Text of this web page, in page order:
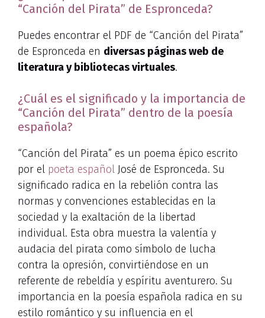
“Canción del Pirata” de Espronceda?
Puedes encontrar el PDF de “Canción del Pirata”
de Espronceda en diversas páginas web de
literatura y bibliotecas virtuales.
¿Cuál es el significado y la importancia de
“Canción del Pirata” dentro de la poesía
española?
“Canción del Pirata” es un poema épico escrito
por el poeta español José de Espronceda. Su
significado radica en la rebelión contra las
normas y convenciones establecidas en la
sociedad y la exaltación de la libertad
individual. Esta obra muestra la valentía y
audacia del pirata como símbolo de lucha
contra la opresión, convirtiéndose en un
referente de rebeldía y espíritu aventurero. Su
importancia en la poesía española radica en su
estilo romántico y su influencia en el